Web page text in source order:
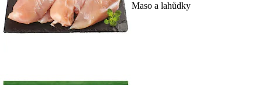
Maso a lahůdky